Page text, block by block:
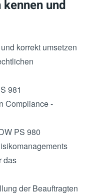
und
korrekt umsetzen
981
Compliance -
PS 980
das
der Beauftragten